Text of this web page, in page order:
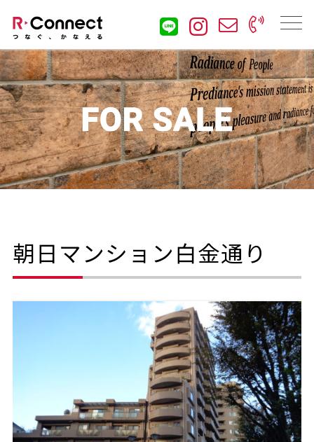
朝日マンション白金通り